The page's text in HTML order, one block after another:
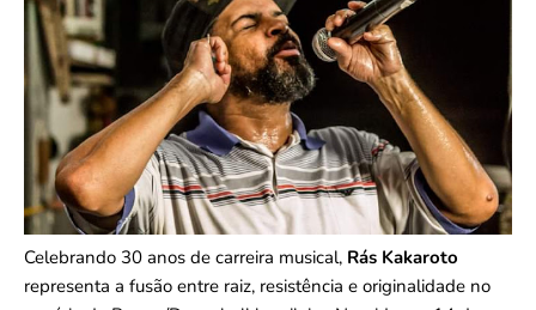
Celebrando 30 anos de carreira musical, Rás Kakaroto
representa a fusão entre raiz, resistência e originalidade no